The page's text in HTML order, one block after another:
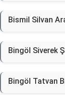
Bismil Silvan
Bingöl Siverek
Bingöl Tatvan